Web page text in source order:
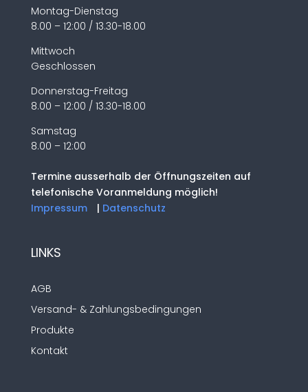
Montag-Dienstag
8.00 – 12:00 / 13.30-18.00
Mittwoch
Geschlossen
Donnerstag-Freitag
8.00 – 12:00 / 13.30-18.00
Samstag
8.00 – 12:00
Termine ausserhalb der Öffnungszeiten auf
telefonische Voranmeldung möglich!
Impressum
| Datenschutz
LINKS
AGB
Versand- & Zahlungsbedingungen
Produkte
Kontakt